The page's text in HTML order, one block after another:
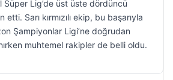
Lig’de üst üste dördüncü
Sarı kırmızılı ekip, bu başarıyla
Şampiyonlar Ligi’ne doğrudan
muhtemel rakipler de belli oldu.